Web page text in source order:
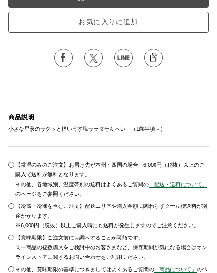
お気に入りに追加
商品説明
小さな星形のサクッと軽いうす塩サラダせんべい （1歳半頃～）
【常温のみのご注文】お届け先が本州・四国の場合、6,000円（税抜）以上のご
購入で送料が無料となります。
その他、各地域別、温度帯別の送料はよくあるご質問の 「配送・送料について」
のページをご参照ください。
【冷蔵・冷凍を含むご注文】配送エリアや購入金額に関わらずクール便送料が別
途かかります。
※6,000円（税抜）以上ご購入時にも送料が発生しますのでご注意ください。
【賞味期限】ご注文前にお調べすることが可能です。
同一商品の複数購入をご検討中のお客さまなど、保存期間が気になる場合はオン
ラインストアに関するお問い合わせをご利用ください。
その他、賞味期限の基準につきましてはよくあるご質問の 「商品について」のペ